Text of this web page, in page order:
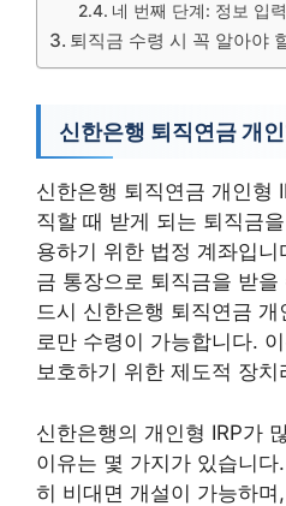
네 번째 단계: 정보 입
퇴직금 수령 시 꼭 알아야
신한은행 퇴직연금 개
신한은행 퇴직연금 개인형
직할 때 받게 되는 퇴직금
용하기 위한 법정 계좌입
금 통장으로 퇴직금을 받
드시 신한은행 퇴직연금
로만 수령이 가능합니다.
보호하기 위한 제도적 장
신한은행의 개인형 IRP가
이유는 몇 가지가 있습니
히 비대면 개설이 가능하